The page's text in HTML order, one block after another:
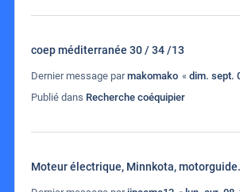
coep méditerranée 30 / 34 /13
Dernier message parmakomako « dim. sept.
Publié dans Recherche coéquipier
Moteur électrique, Minnkota, motorguide.